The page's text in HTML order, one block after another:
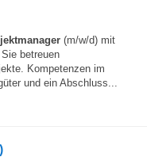
(m/w/d) mit
betreuen
Kompetenzen im
und ein Abschluss...